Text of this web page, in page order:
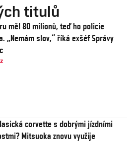
titulů
měl 80 milionů, teď ho policie
„Nemám slov,“ říká exšéf Správy
corvette s dobrými jízdními
Mitsuoka znovu využije